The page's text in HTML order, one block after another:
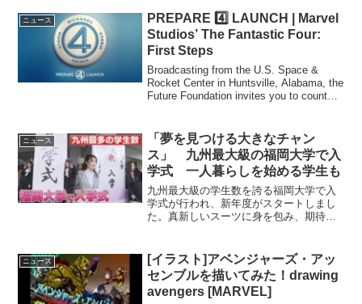
ニュース
PREPARE 4️⃣ LAUNCH | Marvel
Studios’ The Fantastic Four:
First Steps
Broadcasting from the U.S. Space &
Rocket Center in Huntsville, Alabama, the
Future Foundation invites you to count
ニュース
「夢を見つける大きなチャン
ス」 九州最大級の福岡大学で入
学式 一人暮らしを始める学生も
九州最大級の学生数を誇る福岡大学で入
学式が行われ、新年度がスタートしまし
た。真新しいスーツに身を包み、期待と
ニュース
[イラスト]アベンジャーズ・アッ
センブルを描いてみた！drawing
avengers [MARVEL]